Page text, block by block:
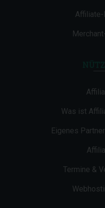
Was ist
Eigenes
Termine &